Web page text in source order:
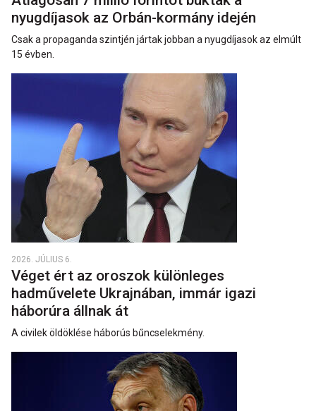
nyugdíjasok az Orbán-kormány idején
Csak a propaganda szintjén jártak jobban a nyugdíjasok az elmúlt
15 évben.
2026. JÚLIUS 6.
Véget ért az oroszok különleges
hadművelete Ukrajnában, immár igazi
háborúra állnak át
A civilek öldöklése háborús bűncselekmény.